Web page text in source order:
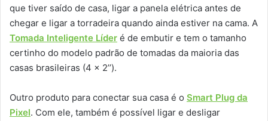
que tiver saído de casa, ligar a panela elétrica antes de
chegar e ligar a torradeira quando ainda estiver na cama. A
Tomada Inteligente Líder é de embutir e tem o tamanho
certinho do modelo padrão de tomadas da maioria das
casas brasileiras (4 x 2’’).
Outro produto para conectar sua casa é o Smart Plug da
Pixel. Com ele, também é possível ligar e desligar